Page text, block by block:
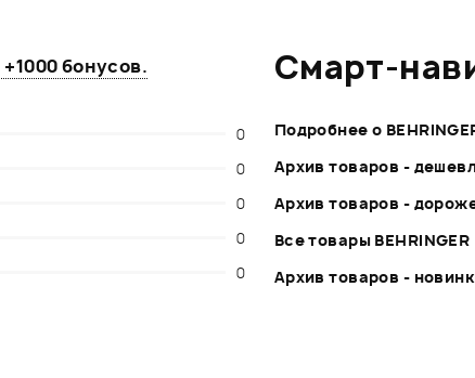
+1000 бонусов.
0
0
0
0
0
Смарт-
Подробнее о
Архив товаров -
Архив товаров -
Все товары BEHRINGER
Архив товаров -